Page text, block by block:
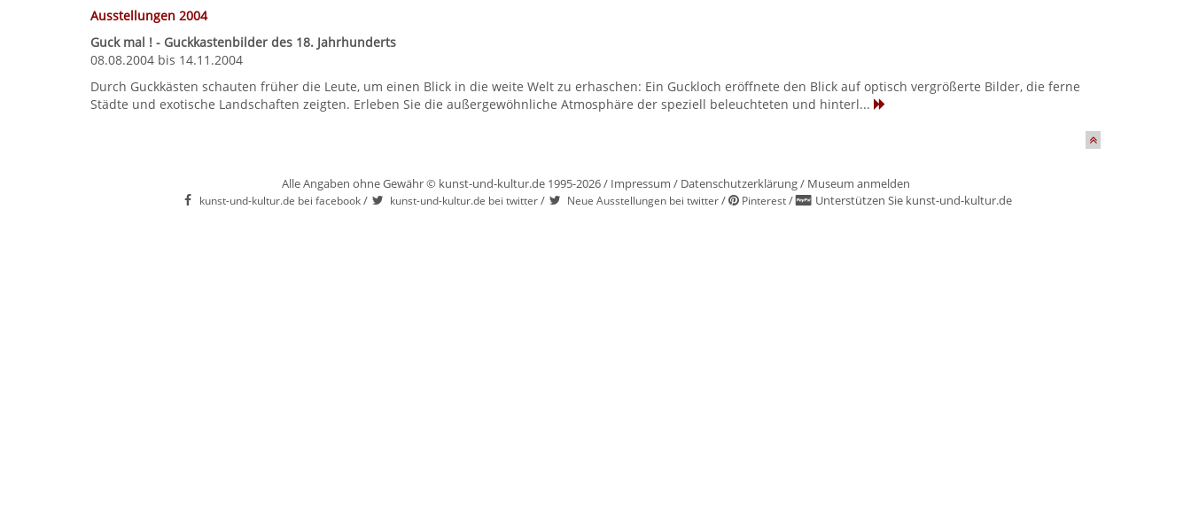
Ausstellungen 2004
Guck mal ! - Guckkastenbilder des 18. Jahrhunderts
08.08.2004 bis 14.11.2004
Durch Guckkästen schauten früher die Leute, um einen Blick in die weite Welt zu erhaschen: Ein Guckloch eröffnete den Blick auf optisch vergrößerte Bilder, die ferne
Städte und exotische Landschaften zeigten. Erleben Sie die außergewöhnliche Atmosphäre der speziell beleuchteten und hinterl...
Alle Angaben ohne Gewähr © kunst-und-kultur.de 1995-2026 / Impressum / Datenschutzerklärung/ Museum anmelden
kunst-und-kultur.de bei facebook/ kunst-und-kultur.de bei twitter/ Neue Ausstellungen bei twitter/ Pinterest/ Unterstützen Sie kunst-und-kultur.de